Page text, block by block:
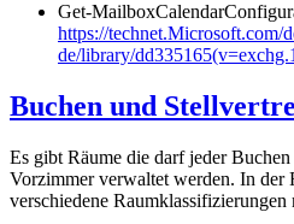
Get-
https://technet.Microsoft.com/
de/library/
Buchen und
Es gibt Räume die darf jeder
Vorzimmer verwaltet werden. In der
verschiedene